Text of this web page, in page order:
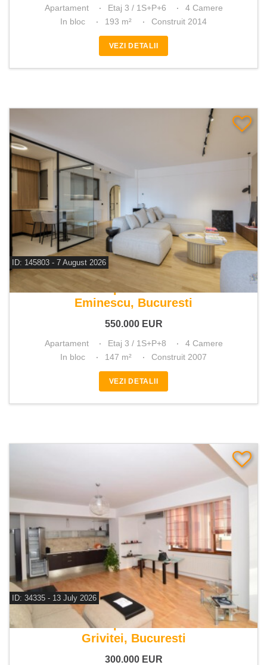
Apartament Etaj 3 / 1S+P+6
4 Camere
In bloc
193 m² Construit 2014
VEZI DETALII
ID: 145803 - 7 August 2026
De vanzare apartament 4 camere
Eminescu, Bucuresti
550.000 EUR
Apartament Etaj 3 / 1S+P+8
4 Camere
In bloc
147 m² Construit 2007
VEZI DETALII
ID: 34335 - 13 July 2026
De vanzare apartament 3 camere
Grivitei, Bucuresti
300.000 EUR